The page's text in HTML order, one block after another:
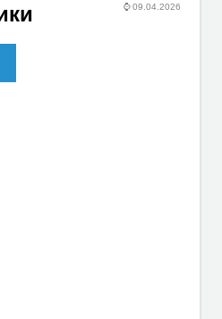
⌚09.04.2026